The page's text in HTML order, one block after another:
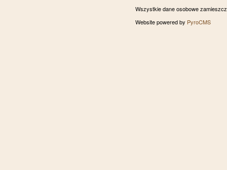
Wszystkie dane osobowe
Website powered by PyroCMS